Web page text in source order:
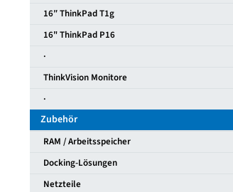
16″ ThinkPad T1g
16" ThinkPad P16
·
ThinkVision Monitore
·
Zubehör
RAM / Arbeitsspeicher
Docking-Lösungen
Netzteile